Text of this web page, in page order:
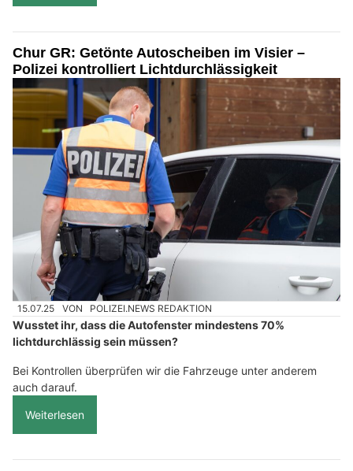
Chur GR: Getönte Autoscheiben im Visier –
Polizei kontrolliert Lichtdurchlässigkeit
15.07.25 VON POLIZEI.NEWS REDAKTION
Wusstet ihr, dass die Autofenster mindestens 70%
lichtdurchlässig sein müssen?
Bei Kontrollen überprüfen wir die Fahrzeuge unter anderem
auch darauf.
Weiterlesen